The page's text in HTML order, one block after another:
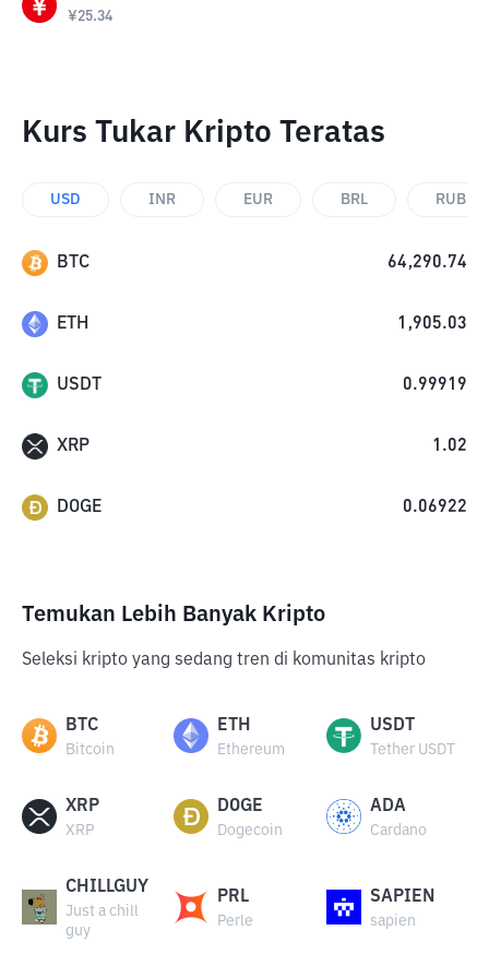
¥25.34
Kurs Tukar Kripto Teratas
USD INR EUR BRL RUB
BTC 64,290.74
ETH 1,905.03
USDT 0.99919
XRP 1.02
DOGE 0.06922
Temukan Lebih Banyak Kripto
Seleksi kripto yang sedang tren di komunitas kripto
BTC
Bitcoin
ETH
Ethereum
USDT
Tether USDT
XRP
XRP
DOGE
Dogecoin
ADA
Cardano
CHILLGUY
Just a chill
guy
PRL
Perle
SAPIEN
sapien